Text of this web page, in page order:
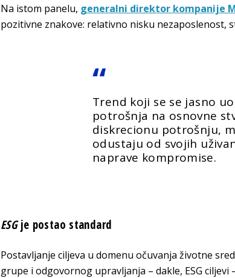
Na istom panelu, generalni direktor kompanije
pozitivne znakove: relativno nisku nezaposlenost,
Trend koji se se jasno
potrošnja na osnovne
diskrecionu potrošnju,
odustaju od svojih
naprave kompromise.
ESGje postao standard
Postavljanje ciljeva u domenu očuvanja životne
grupe i odgovornog upravljanja – dakle, ESG